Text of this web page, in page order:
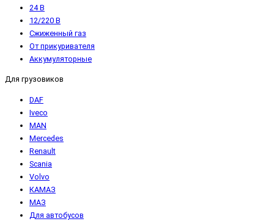
24 В
12/220 В
Сжиженный газ
От прикуривателя
Аккумуляторные
Для грузовиков
DAF
Iveco
MAN
Mercedes
Renault
Scania
Volvo
КАМАЗ
МАЗ
Для автобусов